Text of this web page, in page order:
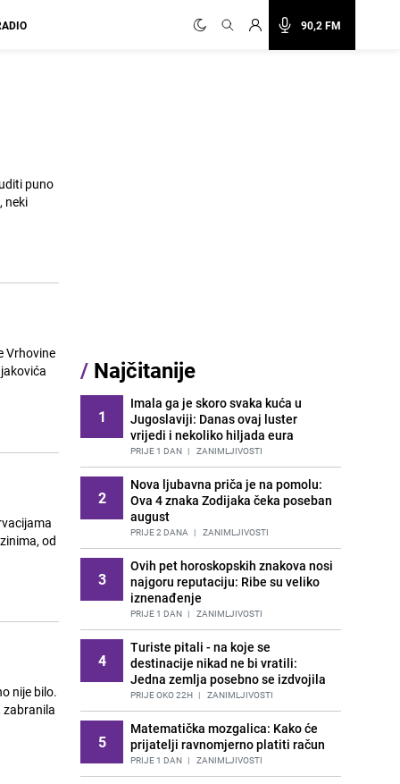
90,2 FM
puno
od
nije bilo.
zabranila
/ Najčitanije
1
Imala ga je skoro svaka kuća u
Jugoslaviji: Danas ovaj luster
vrijedi i nekoliko hiljada eura
PRIJE 1 DAN | ZANIMLJIVOSTI
2
Nova ljubavna priča je na pomolu:
Ova 4 znaka Zodijaka čeka poseban
august
PRIJE 2 DANA | ZANIMLJIVOSTI
3
Ovih pet horoskopskih znakova nosi
najgoru reputaciju: Ribe su veliko
iznenađenje
PRIJE 1 DAN | ZANIMLJIVOSTI
4
Turiste pitali - na koje se
destinacije nikad ne bi vratili:
Jedna zemlja posebno se izdvojila
PRIJE OKO 22H | ZANIMLJIVOSTI
5
Matematička mozgalica: Kako će
prijatelji ravnomjerno platiti račun
PRIJE 1 DAN | ZANIMLJIVOSTI